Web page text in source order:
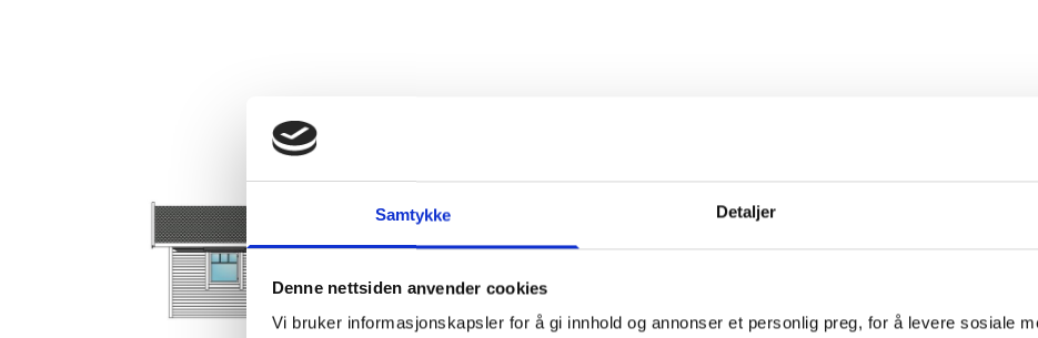
Samtykke Detaljer
Denne nettsiden anvender cookies
Vi bruker informasjonskapsler for å gi innhold og annonser et personlig preg, for å levere sosiale